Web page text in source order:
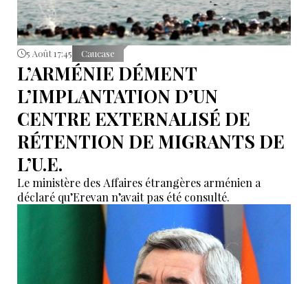
5 Août 17:45 Caucase
L’ARMÉNIE DÉMENT
L’IMPLANTATION D’UN
CENTRE EXTERNALISÉ DE
RÉTENTION DE MIGRANTS DE
L’U.E.
Le ministère des Affaires étrangères arménien a
déclaré qu’Erevan n’avait pas été consulté.